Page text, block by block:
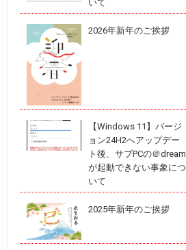
いて
2026年新年のご挨拶
【Windows 11】バージ
ョン24H2へアップデー
ト後、サブPCの＠dream
が起動できない事象につ
いて
2025年新年のご挨拶